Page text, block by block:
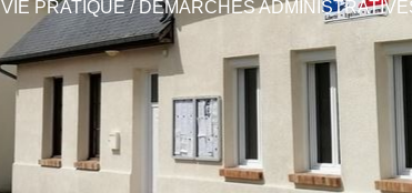
VIE PRATIQUE/DÉMARCHES